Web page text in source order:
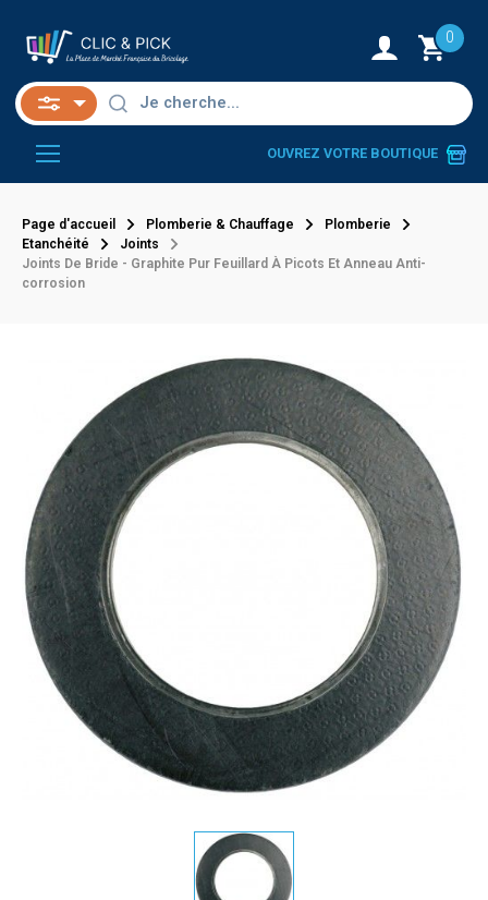
0
OUVREZ VOTRE BOUTIQUE
Page d'accueil Plomberie & Chauffage
Plomberie
Etanchéité
Joints
Joints De Bride - Graphite Pur Feuillard À Picots Et Anneau Anti-
corrosion